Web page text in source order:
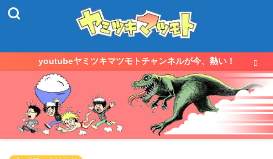
youtubeヤミツキマツモトチャンネルが今、熱い！